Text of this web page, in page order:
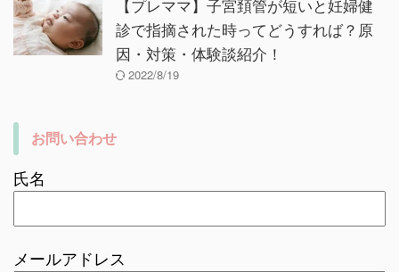
【プレママ】子宮頚管が短いと妊婦健
診で指摘された時ってどうすれば？原
因・対策・体験談紹介！
2022/8/19
お問い合わせ
氏名
メールアドレス